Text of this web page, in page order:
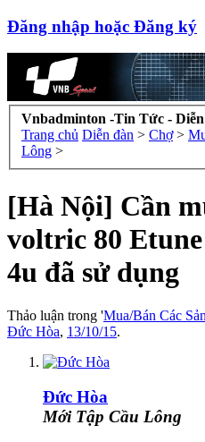
Đăng nhập hoặc Đăng ký
Vnbadminton -Tin Tức -
Trang chủ Diễn đàn > Chợ >
Lông >
[Hà Nội] Cần
voltric 80
4u đã sử dụng
Thảo luận trong 'Mua/Bán Các
Đức Hòa, 13/10/15.
Đức Hòa
Mới Tập Cầu Lông